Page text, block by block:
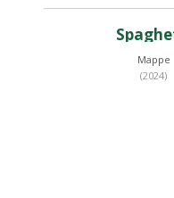
Mappe
(2024)